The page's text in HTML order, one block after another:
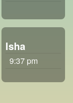
Isha
9:37 pm